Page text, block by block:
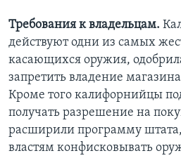
Требования к владельцам.
действуют одни из самых
касающихся оружия,
запретить владение
Кроме того калифорнийцы
получать разрешение на
расширили программу
властям конфисковывать